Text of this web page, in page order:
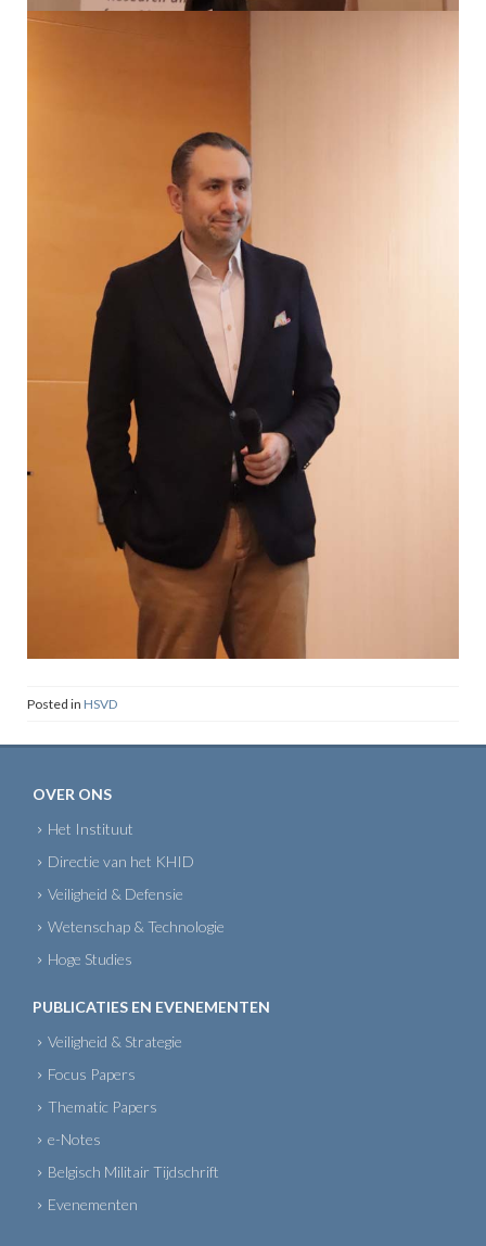
Posted in HSVD
OVER ONS
Het Instituut
Directie van het KHID
Veiligheid & Defensie
Wetenschap & Technologie
Hoge Studies
PUBLICATIES EN EVENEMENTEN
Veiligheid & Strategie
Focus Papers
Thematic Papers
e-Notes
Belgisch Militair Tijdschrift
Evenementen